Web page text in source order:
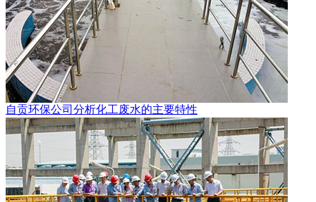
自贡环保公司分析化工废水的主要特性